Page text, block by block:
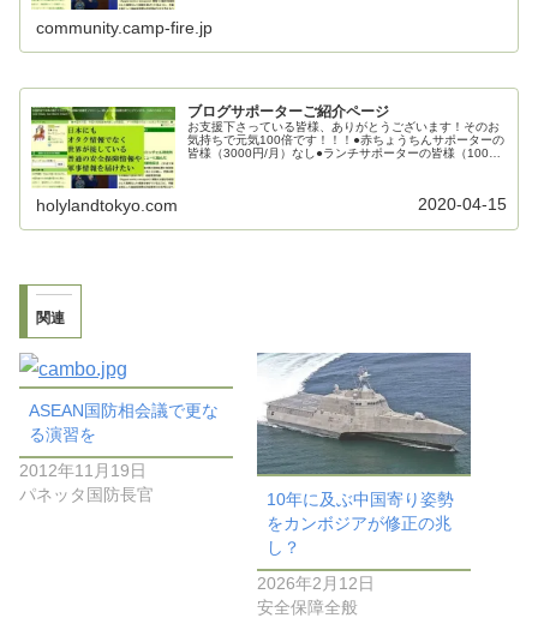
community.camp-fire.jp
ブログサポーターご紹介ページ
お支援下さっている皆様、ありがとうございます！そのお
気持ちで元気100倍です！！！●赤ちょうちんサポーターの
皆様（3000円/月）なし●ランチサポーターの皆様（1000
holylandtokyo.com 2020-04-15
関連
ASEAN国防相会議で更な
る演習を
2012年11月19日
パネッタ国防長官
10年に及ぶ中国寄り姿勢
をカンボジアが修正の兆
し？
2026年2月12日
安全保障全般